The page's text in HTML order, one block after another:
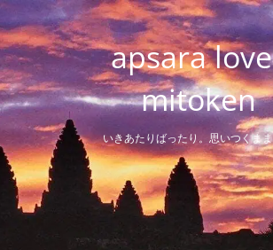
Skip
to
content
apsara
mitoken
いきあたりばったり。思いつくまま